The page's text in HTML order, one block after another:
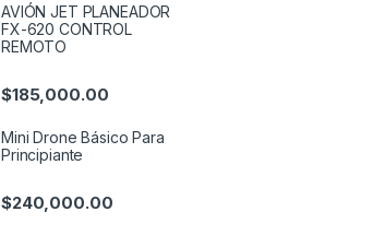
AVIÓN JET PLANEADOR
FX-620 CONTROL
REMOTO
$185,000.00
Mini Drone Básico Para
Principiante
$240,000.00